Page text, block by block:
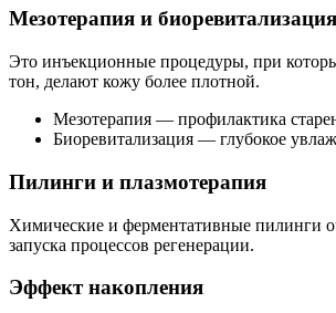
Мезотерапия и биоревитализация
Это инъекционные процедуры, при
тон, делают кожу более плотной.
Мезотерапия — профилактика
Биоревитализация — глубокое
Пилинги и плазмотерапия
Химические и ферментативные пилинги
запуска процессов регенерации.
Эффект накопления